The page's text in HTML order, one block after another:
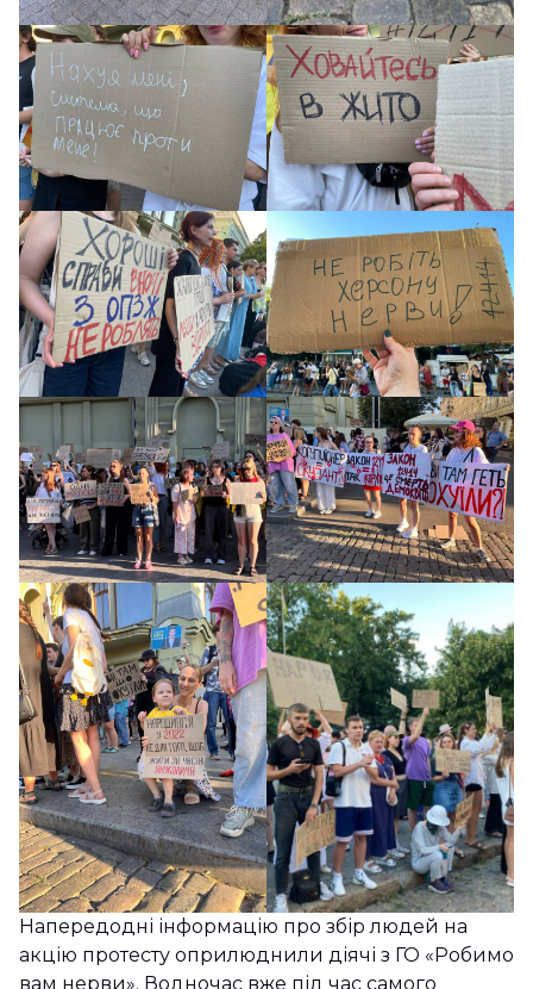
Напередодні інформацію про збір людей на
акцію протесту оприлюднили діячі з ГО «Робимо
вам нерви». Водночас вже під час самого